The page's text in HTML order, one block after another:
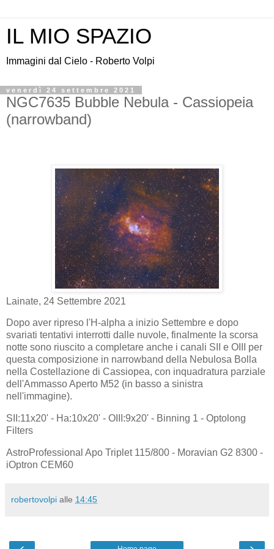
IL MIO SPAZIO
Immagini dal Cielo - Roberto Volpi
venerdì 24 settembre 2021
NGC7635 Bubble Nebula - Cassiopeia
(narrowband)
Lainate, 24 Settembre 2021
Dopo aver ripreso l'H-alpha a inizio Settembre e dopo
svariati tentativi interrotti dalle nuvole, finalmente la scorsa
notte sono riuscito a completare anche i canali SII e OIII per
questa composizione in narrowband della Nebulosa Bolla
nella Costellazione di Cassiopea, con inquadratura parziale
dell'Ammasso Aperto M52 (in basso a sinistra
nell'immagine).
SII:11x20' - Ha:10x20' - OIII:9x20' - Binning 1 - Optolong
Filters
AstroProfessional Apo Triplet 115/800 - Moravian G2 8300 -
iOptron CEM60
robertovolpi alle 14:45